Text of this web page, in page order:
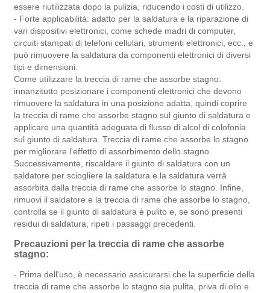
essere riutilizzata dopo la pulizia, riducendo i costi di utilizzo.
- Forte applicabilità: adatto per la saldatura e la riparazione di
vari dispositivi elettronici, come schede madri di computer,
circuiti stampati di telefoni cellulari, strumenti elettronici, ecc., e
può rimuovere la saldatura da componenti elettronici di diversi
tipi e dimensioni.
Come utilizzare la treccia di rame che assorbe stagno:
innanzitutto posizionare i componenti elettronici che devono
rimuovere la saldatura in una posizione adatta, quindi coprire
la treccia di rame che assorbe stagno sul giunto di saldatura e
applicare una quantità adeguata di flusso di alcol di colofonia
sul giunto di saldatura. Treccia di rame che assorbe lo stagno
per migliorare l'effetto di assorbimento dello stagno.
Successivamente, riscaldare il giunto di saldatura con un
saldatore per sciogliere la saldatura e la saldatura verrà
assorbita dalla treccia di rame che assorbe lo stagno. Infine,
rimuovi il saldatore e la treccia di rame che assorbe lo stagno,
controlla se il giunto di saldatura è pulito e, se sono presenti
residui di saldatura, ripeti i passaggi precedenti.
Precauzioni per la treccia di rame che assorbe
stagno:
- Prima dell'uso, è necessario assicurarsi che la superficie della
treccia di rame che assorbe lo stagno sia pulita, priva di olio e